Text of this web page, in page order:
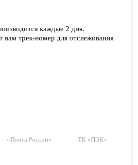
каждые 2 дня.
вам трек-номер для отслеживания
«Почта России» ТК «ПЭК»